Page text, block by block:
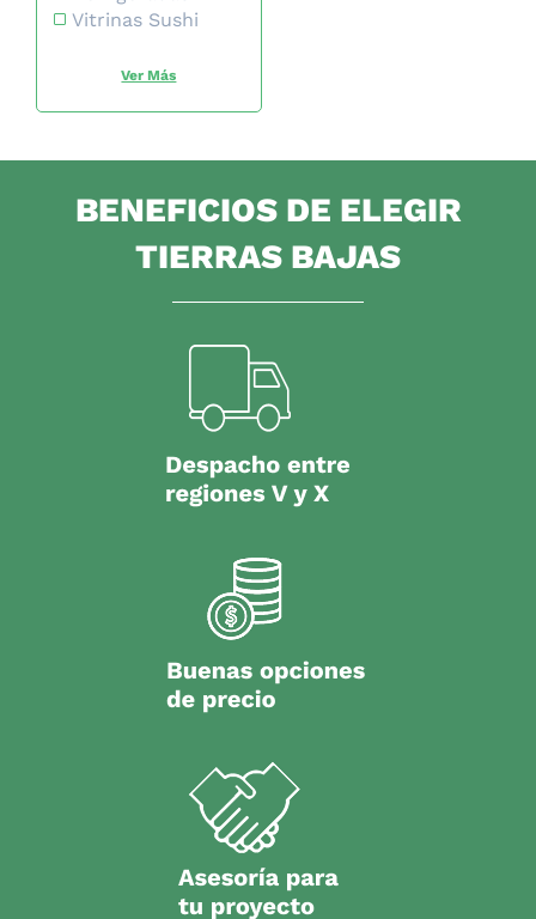
Vitrinas Sushi
BENEFICIOS DE ELEGIR
TIERRAS BAJAS